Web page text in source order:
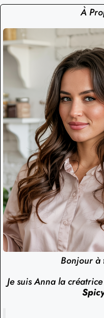
À
Bonjour à
Je suis Anna la